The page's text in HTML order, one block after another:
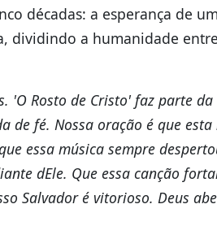
décadas: a esperança de
dividindo a humanidade entre
'O Rosto de Cristo' faz parte da
de fé. Nossa oração é que esta
essa música sempre
dEle. Que essa canção
Salvador é vitorioso. Deus